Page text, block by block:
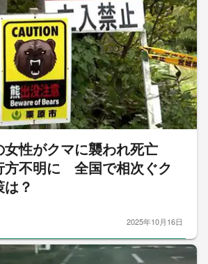
女性がクマに襲われ死亡
方不明に 全国で相次ぐク
？
2025年10月16日